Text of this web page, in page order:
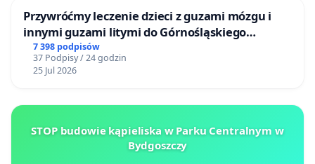
Przywróćmy leczenie dzieci z guzami mózgu i
innymi guzami litymi do Górnośląskiego
Centrum Zdrowia Dziecka w Katowicach
7 398 podpisów
37 Podpisy / 24 godzin
25 Jul 2026
STOP budowie kąpieliska w Parku Centralnym w
Bydgoszczy